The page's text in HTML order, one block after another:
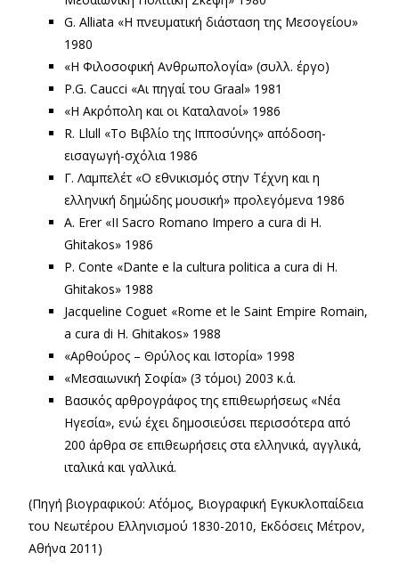
G. Alliata «Η πνευματική διάσταση της Μεσογείου»
1980
«Η Φιλοσοφική Ανθρωπολογία» (συλλ. έργο)
P.G. Caucci «Αι πηγαί του Graal» 1981
«Η Ακρόπολη και οι Καταλανοί» 1986
R. Llull «Το Βιβλίo της Ιπποσύνης» απόδοση-
εισαγωγή-σχόλια 1986
Γ. Λαμπελέτ «Ο εθνικισμός στην Τέχνη και η
ελληνική δημώδης μουσική» προλεγόμενα 1986
Α. Erer «II Sacro Romano Impero a cura di Η.
Ghitakos» 1986
P. Conte «Dante e la cultura politica a cura di Η.
Ghitakos» 1988
Jacqueline Coguet «Rome et le Saint Empire Romain,
a cura di Η. Ghitakos» 1988
«Αρθούρος – Θρύλος και Ιστορία» 1998
«Μεσαιωνική Σοφία» (3 τόμοι) 2003 κ.ά.
Βασικός αρθρογράφος της επιθεωρήσεως «Νέα
Ηγεσία», ενώ έχει δημοσιεύσει περισσότερα από
200 άρθρα σε επιθεωρήσεις στα ελληνικά, αγγλικά,
ιταλικά και γαλλικά.
(Πηγή βιογραφικού: Α΄τόμος, Βιογραφική Εγκυκλοπαίδεια
του Νεωτέρου Ελληνισμού 1830-2010, Εκδόσεις Μέτρον,
Αθήνα 2011)